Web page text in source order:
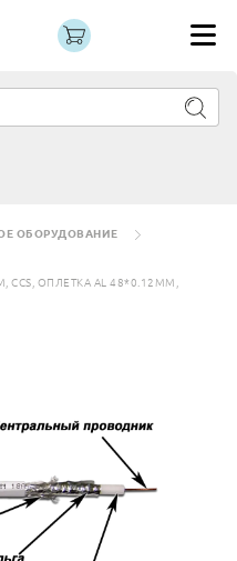
ОБОРУДОВАНИЕ
CCS, ОПЛЕТКА AL 48*0.12ММ,